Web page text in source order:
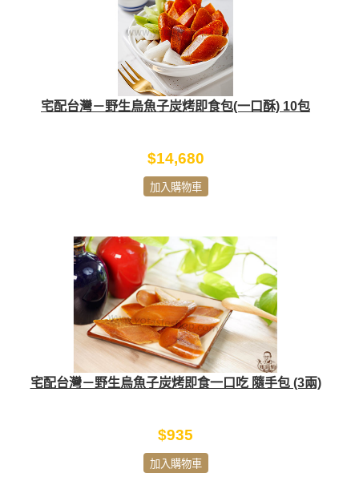
宅配台灣－野生烏魚子炭烤即食包(一口酥) 10包
$14,680
加入購物車
宅配台灣－野生烏魚子炭烤即食一口吃 隨手包 (3兩)
$935
加入購物車